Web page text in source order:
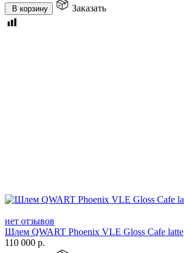
В корзину Заказать
нет отзывов
Шлем QWART Phoenix VLE Gloss Cafe latte
110 000 р.